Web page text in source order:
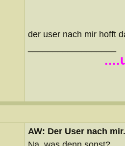
der user nach mir hofft
AW: Der User nach